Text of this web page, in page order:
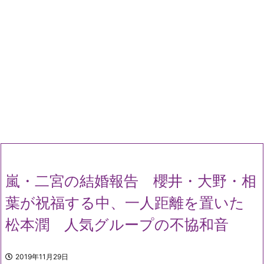
嵐・二宮の結婚報告 櫻井・大野・相
葉が祝福する中、一人距離を置いた
松本潤 人気グループの不協和音
2019年11月29日